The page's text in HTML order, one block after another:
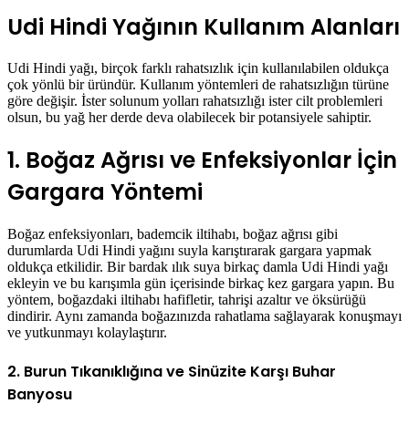
Udi Hindi Yağının Kullanım Alanları
Udi Hindi yağı, birçok farklı rahatsızlık için kullanılabilen oldukça
çok yönlü bir üründür. Kullanım yöntemleri de rahatsızlığın türüne
göre değişir. İster solunum yolları rahatsızlığı ister cilt problemleri
olsun, bu yağ her derde deva olabilecek bir potansiyele sahiptir.
1. Boğaz Ağrısı ve Enfeksiyonlar İçin
Gargara Yöntemi
Boğaz enfeksiyonları, bademcik iltihabı, boğaz ağrısı gibi
durumlarda Udi Hindi yağını suyla karıştırarak gargara yapmak
oldukça etkilidir. Bir bardak ılık suya birkaç damla Udi Hindi yağı
ekleyin ve bu karışımla gün içerisinde birkaç kez gargara yapın. Bu
yöntem, boğazdaki iltihabı hafifletir, tahrişi azaltır ve öksürüğü
dindirir. Aynı zamanda boğazınızda rahatlama sağlayarak konuşmayı
ve yutkunmayı kolaylaştırır.
2. Burun Tıkanıklığına ve Sinüzite Karşı Buhar
Banyosu